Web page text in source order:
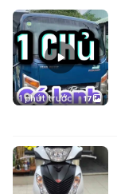
1 phút trước 17